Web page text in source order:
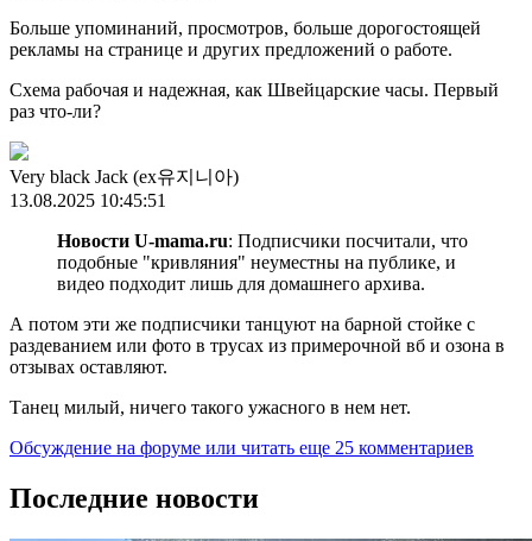
Больше упоминаний, просмотров, больше дорогостоящей
рекламы на странице и других предложений о работе.
Схема рабочая и надежная, как Швейцарские часы. Первый
раз что-ли?
Very black Jack (ex유지니아)
13.08.2025 10:45:51
Новости U-mama.ru: Подписчики посчитали, что
подобные "кривляния" неуместны на публике, и
видео подходит лишь для домашнего архива.
А потом эти же подписчики танцуют на барной стойке с
раздеванием или фото в трусах из примерочной вб и озона в
отзывах оставляют.
Танец милый, ничего такого ужасного в нем нет.
Обсуждение на форуме или читать еще 25 комментариев
Последние новости